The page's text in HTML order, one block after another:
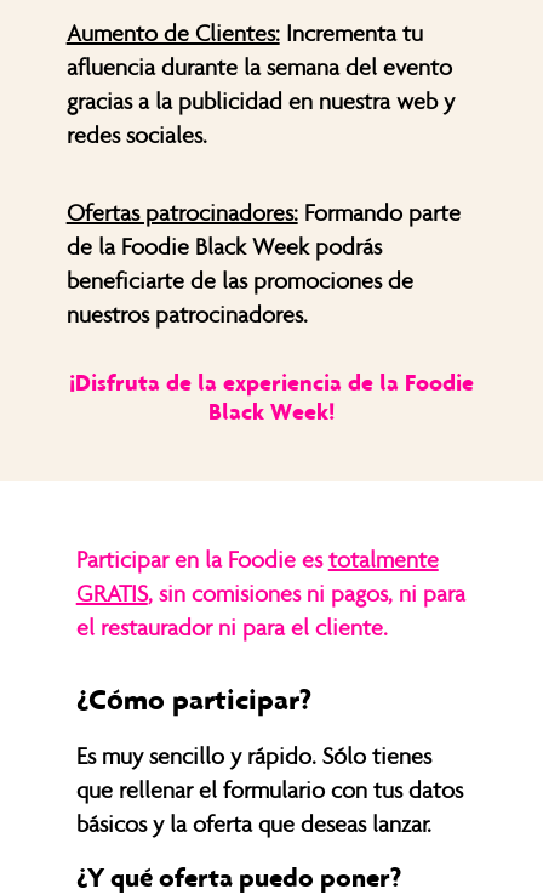
Aumento de Clientes:Incrementa tu
afluencia durante la semana del evento
gracias a la publicidad en nuestra web y
redes sociales.
Ofertas patrocinadores:Formando parte
de la Foodie Black Week podrás
beneficiarte de las promociones de
nuestros patrocinadores.
¡Disfruta de la experiencia de la Foodie
Black Week!
Participar en la Foodie estotalmente
GRATIS,sin comisiones ni pagos, ni para
el restaurador ni para el cliente.
¿Cómo participar?
Es muy sencillo y rápido.Sólo tienes
que rellenar el formulario con tus datos
básicos y la oferta que deseas lanzar.
¿Y qué oferta puedo poner?